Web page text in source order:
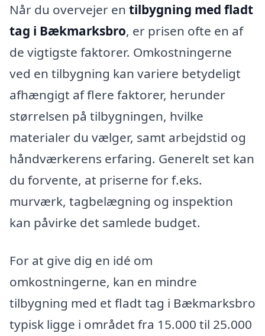
Når du overvejer en tilbygning med fladt
tag i Bækmarksbro, er prisen ofte en af
de vigtigste faktorer. Omkostningerne
ved en tilbygning kan variere betydeligt
afhængigt af flere faktorer, herunder
størrelsen på tilbygningen, hvilke
materialer du vælger, samt arbejdstid og
håndværkerens erfaring. Generelt set kan
du forvente, at priserne for f.eks.
murværk, tagbelægning og inspektion
kan påvirke det samlede budget.
For at give dig en idé om
omkostningerne, kan en mindre
tilbygning med et fladt tag i Bækmarksbro
typisk ligge i området fra 15.000 til 25.000